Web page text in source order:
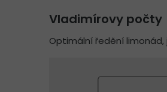
Vladimírovy počty
Optimální ředění